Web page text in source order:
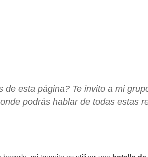
esta página? Te invito a mi
podrás hablar de todas estas